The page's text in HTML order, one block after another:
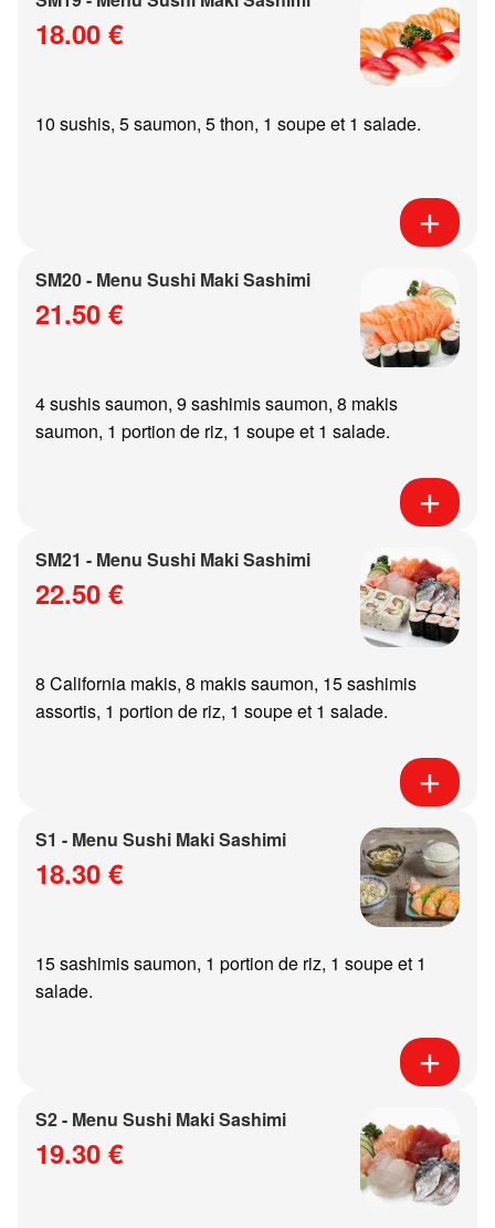
18.00 €
10 sushis, 5 saumon, 5 thon, 1 soupe et 1 salade.
SM20 - Menu Sushi Maki Sashimi
21.50 €
4 sushis saumon, 9 sashimis saumon, 8 makis
saumon, 1 portion de riz, 1 soupe et 1 salade.
SM21 - Menu Sushi Maki Sashimi
22.50 €
8 California makis, 8 makis saumon, 15 sashimis
assortis, 1 portion de riz, 1 soupe et 1 salade.
S1 - Menu Sushi Maki Sashimi
18.30 €
15 sashimis saumon, 1 portion de riz, 1 soupe et 1
salade.
S2 - Menu Sushi Maki Sashimi
19.30 €